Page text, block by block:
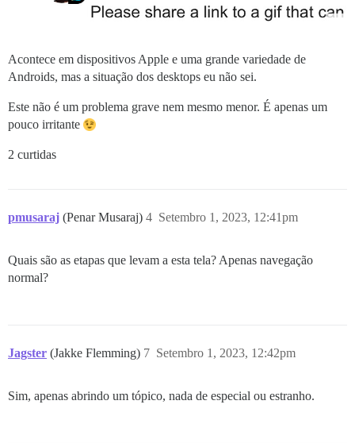
Acontece em dispositivos Apple e uma grande variedade de
Androids, mas a situação dos desktops eu não sei.
Este não é um problema grave nem mesmo menor. É apenas um
pouco irritante
2 curtidas
pmusaraj (Penar Musaraj) Setembro 1, 2023, 12:41pm
4
Quais são as etapas que levam a esta tela? Apenas navegação
normal?
Jagster (Jakke Flemming) Setembro 1, 2023, 12:42pm
7
Sim, apenas abrindo um tópico, nada de especial ou estranho.